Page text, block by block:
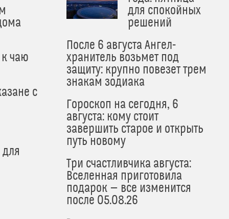
чаю
с
для спокойных
решений
После 6 августа Ангел-
хранитель возьмет под
защиту: крупно повезет трем
знакам зодиака
Гороскоп на сегодня, 6
августа: кому стоит
завершить старое и открыть
путь новому
Три счастливчика августа:
Вселенная приготовила
подарок — все изменится
после 05.08.26